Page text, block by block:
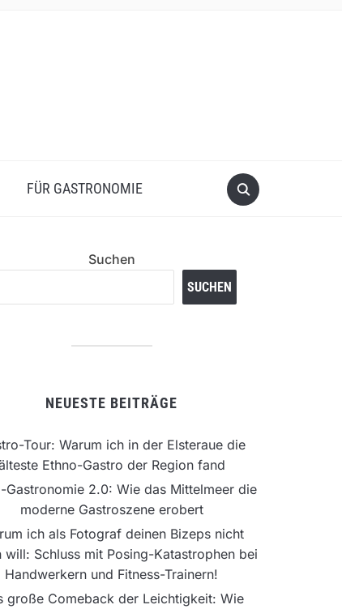
FÜR GASTRONOMIE
Suchen
SUCHEN
NEUESTE BEITRÄGE
Tour: Warum ich in der Elsteraue die
Ethno-Gastro der Region fand
Gastronomie 2.0: Wie das Mittelmeer die
moderne Gastroszene erobert
ich als Fotograf deinen Bizeps nicht
will: Schluss mit Posing-Katastrophen bei
Handwerkern und Fitness-Trainern!
große Comeback der Leichtigkeit: Wie